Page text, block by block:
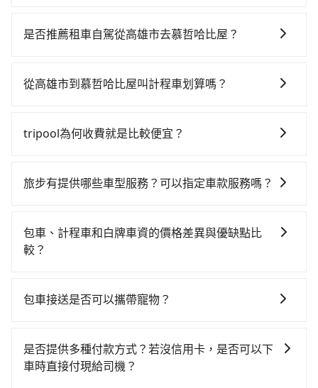
時！不過從最早一班車06:15到末班車21:30，左營-苗栗
近的左營高鐵站，叫一輛計程車花費約500元、車程約
往苗栗高鐵站，每人票價1,060元，再用5分鐘出站、等
全程加上轉車時間共3小時，假設3位同行，高鐵加轉乘
32分鐘。選擇搭乘高鐵而不預約包車，不僅每人至少額
外負擔170元車資，而且更會額外浪費28分鐘在轉乘與
50%的交通費用。
是否推薦租車自駕從高雄市去慕哲哈比屋？
時不需要閉目養神（因為要自己開車），最重要的是你
$115~205承租小轎車，每公里再額外加收$3.2，從高雄
達目的地後多久原路返回），雖已將eTag和可能的每小
車型，如Toyota Yaris、Prius C、Vios這類乘坐體驗較
差的車款，如果人數超過四位，更是沒有較大的七人座
凹的車門仍未被修理，每一次租車都好像在開樂透一
車位，對於急著用車或者要載其他乘客的人來說就有不
小的風險。最後，雖然路邊隨租隨還看似方便，但實際
從高雄市到慕哲哈比屋叫計程車划算嗎？
灣大車隊、Uber、Line Taxi、Yoxi等。依照里程跳錶計
計程車約380輛，數量約為高雄市的4%、密度僅雙北的
哈比屋的最佳選擇。
tripool為何收費就是比較便宜？
一次使用tripool的會擔心價格比市價便宜不少，是不是
淘汰顧客評分較低的司機，且車輛均要求5年內新車，司
機也絕對不會在車內吸煙，於新冠肺炎期間也絕對全程
車率，也就是提高俗稱「回頭車」的比例。這不僅體現
用到不熟悉的司機或者轉單給其他車行的情況比同行更
低，如此便反應在服務品質的控管會更佳。但tripool網
旅步有提供哪些車型服務？可以指定車款服務嗎？
指定車款服務的需求，可以先將您的需先提供旅步，會
有專人回覆您。
包車、計程車和白牌車資的價格差異與優缺點比
較？
包車：優點是搭乘舒適可以根據自己的需求安排時間和
車：優點是24小時隨叫隨到，價格按錶計費，但若遇交
通塞車時亦會加收延遲費用，一般屬短程接駁為主。 -
包車接送是否可以攜帶寵物？
預定時特別勾選，是可以讓置入提籠或提袋內的中小型
寵物同行。且為了行程安全，請勿將寵物抱出來或置於
是否提供多種付款方式？若沒信用卡，是否可以下
車時直接付現給司機？